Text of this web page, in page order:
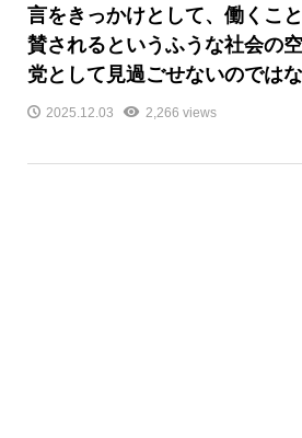
言をきっかけとして、働くこ
賛されるというふうな社会の
党として見過ごせないのではな
2025.12.03 2,266 views